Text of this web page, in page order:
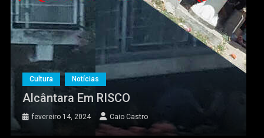
Cultura Notícias
Alcântara Em RISCO
fevereiro 14, 2024 Caio Castro